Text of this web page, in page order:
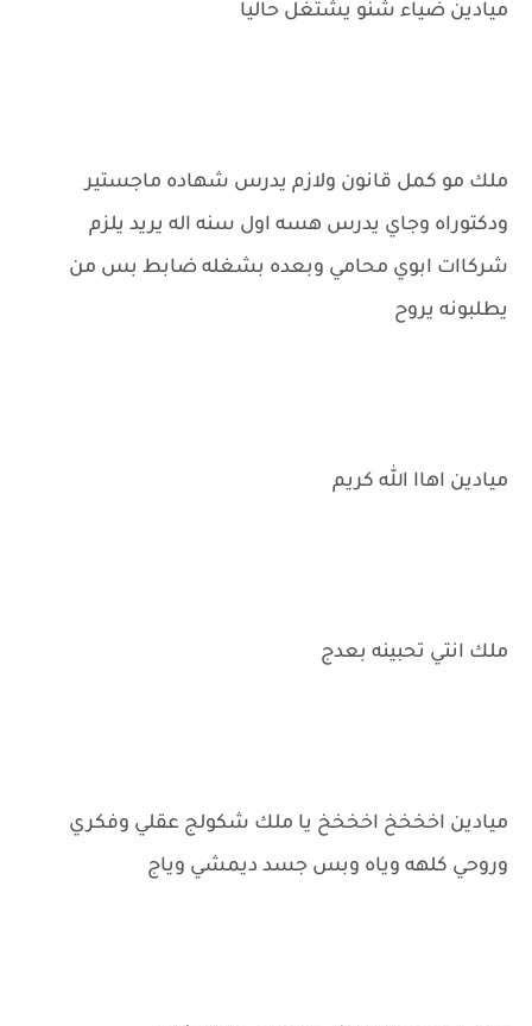
ميادين ضياء شنو يشتغل حاليا
ملك مو كمل قانون ولازم يدرس شهاده ماجستير
ودكتوراه وجاي يدرس هسه اول سنه اله يريد يلزم
شركاات ابوي محامي وبعده بشغله ضابط بس من
يطلبونه يروح
ميادين اهاا الله كريم
ملك انتي تحبينه بعدج
ميادين اخخخخ اخخخخ يا ملك شكولج عقلي وفكري
وروحي كلهه وياه وبس جسد ديمشي وياج